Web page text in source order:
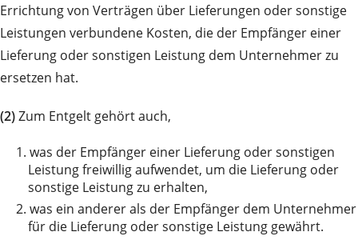
Errichtung von Verträgen über Lieferungen oder sonstige
Leistungen verbundene Kosten, die der Empfänger einer
Lieferung oder sonstigen Leistung dem Unternehmer zu
ersetzen hat.
(2)Zum Entgelt gehört auch,
1. was der Empfänger einer Lieferung oder sonstigen
Leistung freiwillig aufwendet, um die Lieferung oder
sonstige Leistung zu erhalten,
2. was ein anderer als der Empfänger dem Unternehmer
für die Lieferung oder sonstige Leistung gewährt.